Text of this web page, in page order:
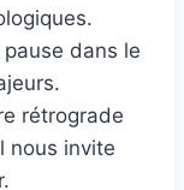
dans le
rétrograde
nous invite